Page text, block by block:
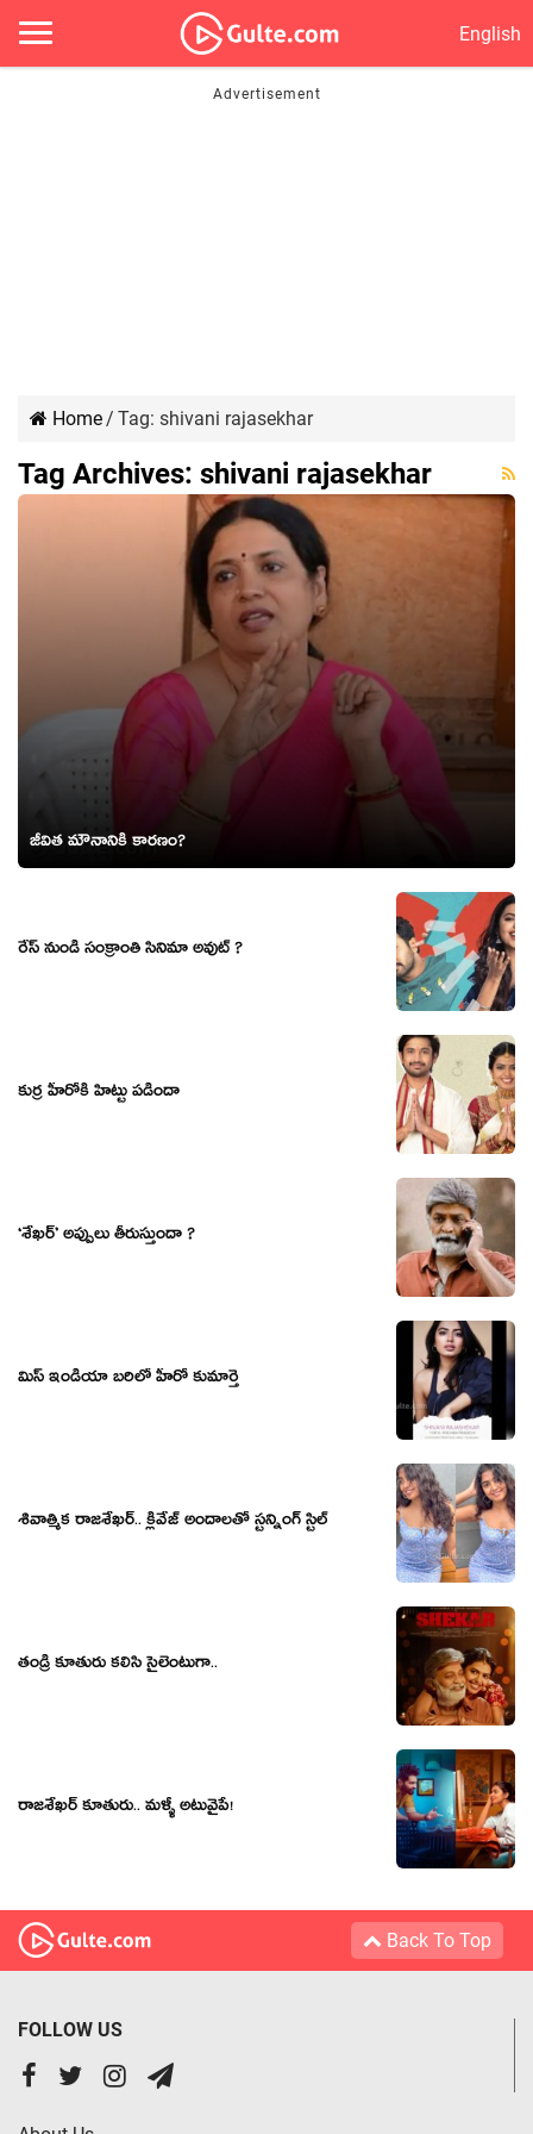
English
Home/ Tag: shivani rajasekhar
Tag Archives: shivani rajasekhar
జీవిత మౌనానికి కారణం?
రేస్ నుండి సంక్రాంతి సినిమా అవుట్ ?
కుర్ర హీరోకి హిట్టు పడిందా
‘శేఖర్’ అప్పులు తీరుస్తుందా ?
మిస్ ఇండియా బరిలో హీరో కుమార్తె
శివాత్మిక రాజశేఖర్.. క్లివేజ్ అందాలతో స్టన్నింగ్ స్టిల్
తండ్రీ కూతురు కలిసి సైలెంటుగా..
రాజ‌శేఖ‌ర్ కూతురు.. మళ్ళీ అటువైపే!
Back To Top
FOLLOW US